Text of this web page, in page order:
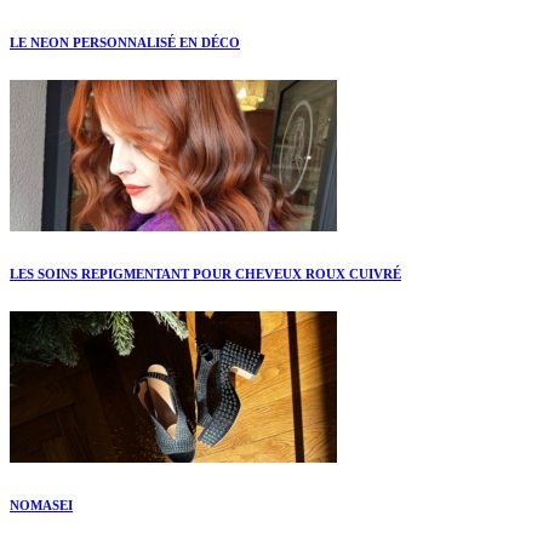
LE NEON PERSONNALISÉ EN DÉCO
LES SOINS REPIGMENTANT POUR CHEVEUX ROUX CUIVRÉ
NOMASEI